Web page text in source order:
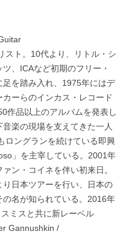
スト。10代より、リトル・シ
、ICAなど初期のフリー・
を踏み入れ、1975年にはデ
ーらのインカス・レコード
作品以上のアルバムを発表し
楽の現場を支えてきた一人
ロングランを続けている即興
」を主宰している。2001年
ン・コイネを伴い初来日。
日本ツアーを行い、日本の
名が知られている。2016年
ミスと共に新レーベル
Gannushkin /